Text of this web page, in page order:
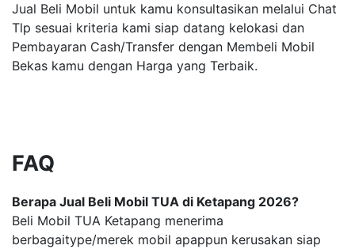
Jual Beli Mobil untuk kamu konsultasikan melalui Chat
Tlp sesuai kriteria kami siap datang kelokasi dan
Pembayaran Cash/Transfer dengan Membeli Mobil
Bekas kamu dengan Harga yang Terbaik.
FAQ
Berapa Jual Beli Mobil TUA di Ketapang 2026?
Beli Mobil TUA Ketapang menerima
berbagaitype/merek mobil apappun kerusakan siap